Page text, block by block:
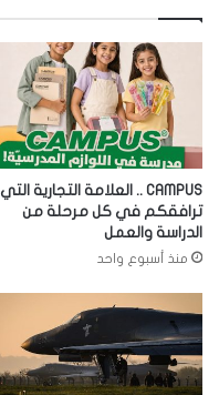
CAMPUS .. العلامة التجارية التي
ترافقكم في كل مرحلة من
الدراسة والعمل
منذ أسبوع واحد